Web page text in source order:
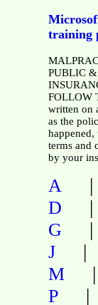
training
PUBLIC
FOLLOW
written on
as the
terms and
by your
A
D
G
J
M
P